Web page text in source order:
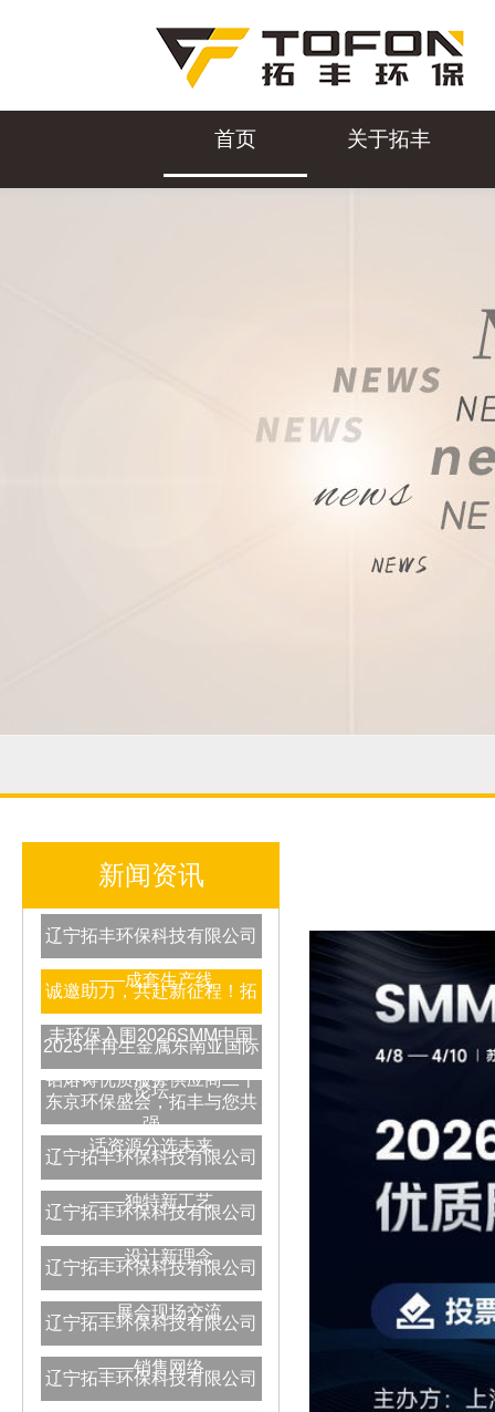
首页 关于拓丰
新闻资讯
辽宁拓丰环保科技有限公司
——成套生产线
诚邀助力，共赴新征程！拓
丰环保入围2026SMM中国
铝熔铸优质服务供应商二十
强
2025年再生金属东南亚国际
论坛
东京环保盛会，拓丰与您共
话资源分选未来
辽宁拓丰环保科技有限公司
——独特新工艺
辽宁拓丰环保科技有限公司
——设计新理念
辽宁拓丰环保科技有限公司
——展会现场交流
辽宁拓丰环保科技有限公司
——销售网络
辽宁拓丰环保科技有限公司